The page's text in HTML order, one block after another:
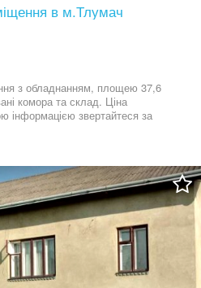
в м.Тлумач
з обладнанням, площею 37,6
комора та склад. Ціна
інформацією звертайтеся за